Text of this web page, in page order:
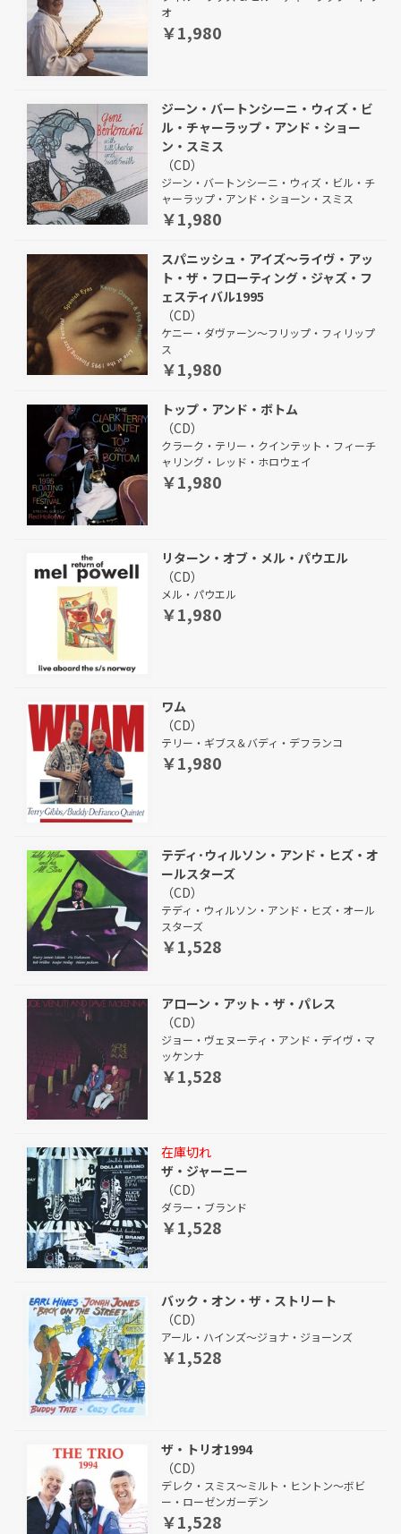
オ
￥1,980
ジーン・バートンシーニ・ウィズ・ビ
ル・チャーラップ・アンド・ショー
ン・スミス
（CD）
ジーン・バートンシーニ・ウィズ・ビル・チ
ャーラップ・アンド・ショーン・スミス
￥1,980
スパニッシュ・アイズ～ライヴ・アッ
ト・ザ・フローティング・ジャズ・フ
ェスティバル1995
（CD）
ケニー・ダヴァーン～フリップ・フィリップ
ス
￥1,980
トップ・アンド・ボトム
（CD）
クラーク・テリー・クインテット・フィーチ
ャリング・レッド・ホロウェイ
￥1,980
リターン・オブ・メル・パウエル
（CD）
メル・パウエル
￥1,980
ワム
（CD）
テリー・ギブス＆バディ・デフランコ
￥1,980
テディ･ウィルソン・アンド・ヒズ・オ
ールスターズ
（CD）
テディ・ウィルソン・アンド・ヒズ・オール
スターズ
￥1,528
アローン・アット・ザ・パレス
（CD）
ジョー・ヴェヌーティ・アンド・デイヴ・マ
ッケンナ
￥1,528
在庫切れ
ザ・ジャーニー
（CD）
ダラー・ブランド
￥1,528
バック・オン・ザ・ストリート
（CD）
アール・ハインズ～ジョナ・ジョーンズ
￥1,528
ザ・トリオ1994
（CD）
デレク・スミス～ミルト・ヒントン～ボビ
ー・ローゼンガーデン
￥1,528